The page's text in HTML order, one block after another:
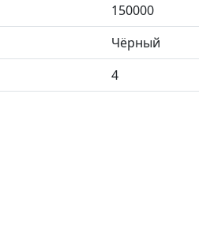
150000
Чёрный
4